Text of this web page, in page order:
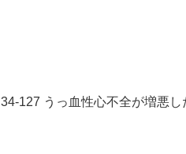
34-127 うっ血性心不全が増悪し